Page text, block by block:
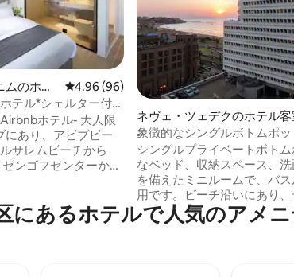
平均評価
のホテ
レビュー96件、5つ星中4.96つ星の平均評
4.96 (96)
テル*シェルター付き
ホテル- 大人限
にあり、アビブビー
サレムビーチから
ンゴフセンターから
ル市場から5分です。
には、ハカルメル
ネヴェ・ツェデクのホテル客
象徴的なシングルボトムポッ
快適、ビーチのそば！
シングルプライベートボト
なベッド、収納スペース、
を備えたミニルームで、バ
用です。ビーチ沿いにあり
の多くのアトラクションに隣
ので、理想的なコスパの高い
にあるホ⁠テ⁠ル⁠で人⁠気⁠のア⁠メ⁠